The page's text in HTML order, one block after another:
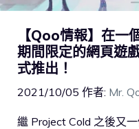
【Qoo情報】在一
期間限定的網頁遊
式推出！
2021/10/05 作者: Mr.
繼 Project Cold 之後又